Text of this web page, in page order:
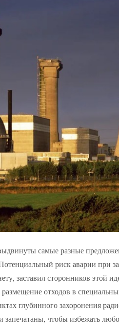
самые разные
риск аварии при
заставил сторонников этой
отходов в
глубинного захоронения
чтобы избежать